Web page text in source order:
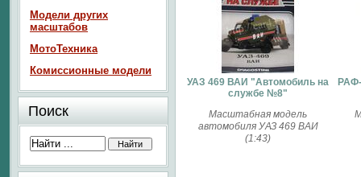
УАЗ 469 ВАИ "Автомобиль на
службе №8"
Масштабная модель
автомобиля УАЗ 469 ВАИ
(1:43)
Модели других
масштабов
МотоТехника
Комиссионные модели
Поиск